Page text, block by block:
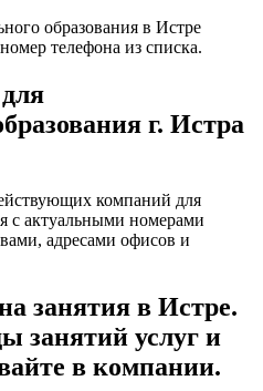
образования в Истре
телефона из списка.
г. Истра
компаний для
с актуальными номерами
адресами офисов и
занятия в Истре.
услуг и
в компании.